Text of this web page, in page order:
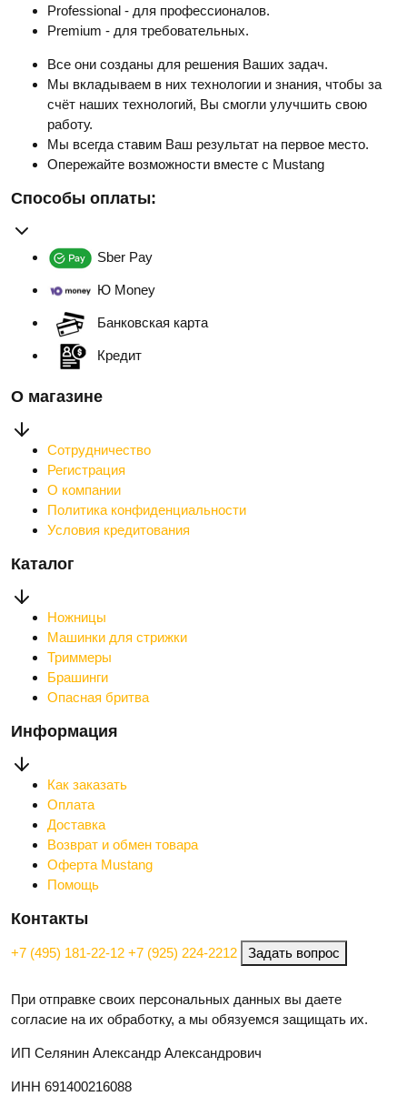
Professional - для профессионалов.
Premium - для требовательных.
Все они созданы для решения Ваших задач.
Мы вкладываем в них технологии и знания, чтобы за
счёт наших технологий, Вы смогли улучшить свою
работу.
Мы всегда ставим Ваш результат на первое место.
Опережайте возможности вместе с Mustang
Способы оплаты:
Sber Pay
Ю Money
Банковская карта
Кредит
О магазине
Сотрудничество
Регистрация
О компании
Политика конфиденциальности
Условия кредитования
Каталог
Ножницы
Машинки для стрижки
Триммеры
Брашинги
Опасная бритва
Информация
Как заказать
Оплата
Доставка
Возврат и обмен товара
Оферта Mustang
Помощь
Контакты
+7 (495) 181-22-12 +7 (925) 224-2212 Задать вопрос
При отправке своих персональных данных вы даете
согласие на их обработку, а мы обязуемся защищать их.
ИП Селянин Александр Александрович
ИНН 691400216088